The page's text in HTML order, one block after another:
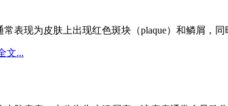
表现为皮肤上出现红色斑块（plaque）和鳞屑，
文...